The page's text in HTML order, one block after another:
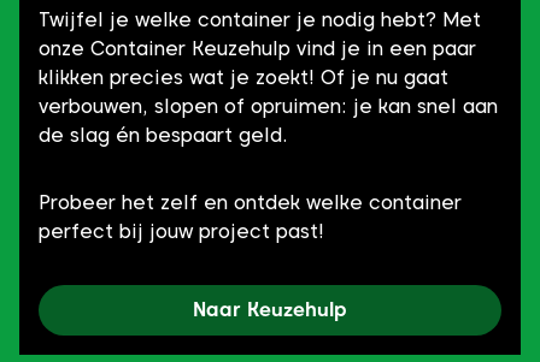
Twijfel je welke container je nodig hebt? Met
onze Container Keuzehulp vind je in een paar
klikken precies wat je zoekt! Of je nu gaat
verbouwen, slopen of opruimen: je kan snel aan
de slag én bespaart geld.
Probeer het zelf en ontdek welke container
perfect bij jouw project past!
Naar Keuzehulp